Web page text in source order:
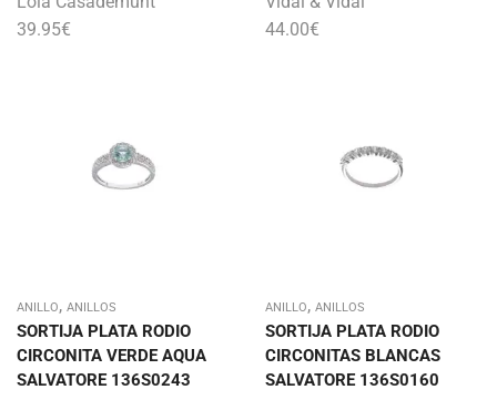
39.95€
44.00€
ANILLO, ANILLOS
SORTIJA PLATA RODIO
CIRCONITA VERDE AQUA
SALVATORE 136S0243
ANILLO, ANILLOS
SORTIJA PLATA RODIO
CIRCONITAS BLANCAS
SALVATORE 136S0160